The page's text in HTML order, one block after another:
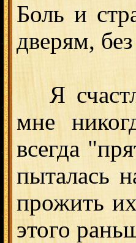
Боль и
дверям,
Я
мне
всегда
пыталась
прожить
этого